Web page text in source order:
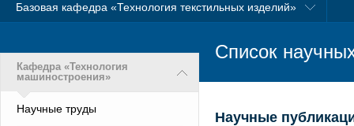
Базовая кафедра «Технология текстильных изделий»
Кафедра «Технология
машиностроения»
Научные труды
Список
Научные